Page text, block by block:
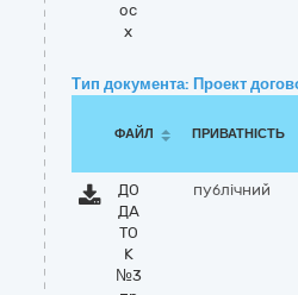
oc
x
Тип документа: Проект
ФАЙЛ ПРИВАТНІСТЬ
ДО
ДА
ТО
К
№3
публічний